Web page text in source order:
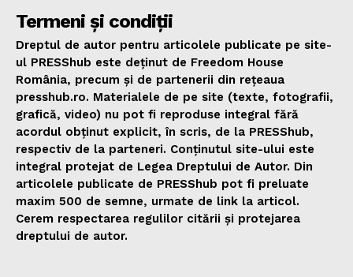
Termeni și condiții
Dreptul de autor pentru articolele publicate pe site-
ul PRESShub este deținut de Freedom House
România, precum și de partenerii din rețeaua
presshub.ro. Materialele de pe site (texte, fotografii,
grafică, video) nu pot fi reproduse integral fără
acordul obținut explicit, în scris, de la PRESShub,
respectiv de la parteneri. Conținutul site-ului este
integral protejat de Legea Dreptului de Autor. Din
articolele publicate de PRESShub pot fi preluate
maxim 500 de semne, urmate de link la articol.
Cerem respectarea regulilor citării și protejarea
dreptului de autor.